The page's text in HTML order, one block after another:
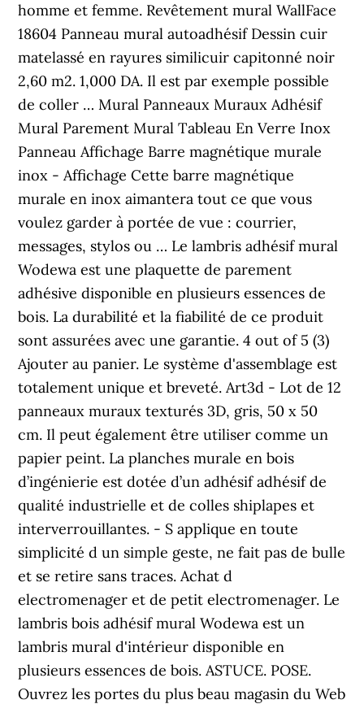
homme et femme. Revêtement mural WallFace
18604 Panneau mural autoadhésif Dessin cuir
matelassé en rayures similicuir capitonné noir
2,60 m2. 1,000 DA. Il est par exemple possible
de coller … Mural Panneaux Muraux Adhésif
Mural Parement Mural Tableau En Verre Inox
Panneau Affichage Barre magnétique murale
inox - Affichage Cette barre magnétique
murale en inox aimantera tout ce que vous
voulez garder à portée de vue : courrier,
messages, stylos ou … Le lambris adhésif mural
Wodewa est une plaquette de parement
adhésive disponible en plusieurs essences de
bois. La durabilité et la fiabilité de ce produit
sont assurées avec une garantie. 4 out of 5 (3)
Ajouter au panier. Le système d'assemblage est
totalement unique et breveté. Art3d - Lot de 12
panneaux muraux texturés 3D, gris, 50 x 50
cm. Il peut également être utiliser comme un
papier peint. La planches murale en bois
d’ingénierie est dotée d’un adhésif adhésif de
qualité industrielle et de colles shiplapes et
interverrouillantes. - S applique en toute
simplicité d un simple geste, ne fait pas de bulle
et se retire sans traces. Achat d
electromenager et de petit electromenager. Le
lambris bois adhésif mural Wodewa est un
lambris mural d'intérieur disponible en
plusieurs essences de bois. ASTUCE. POSE.
Ouvrez les portes du plus beau magasin du Web